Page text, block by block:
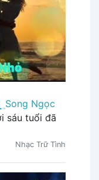
Song Ngọc
sáu tuổi đã
Nhạc Trữ Tình